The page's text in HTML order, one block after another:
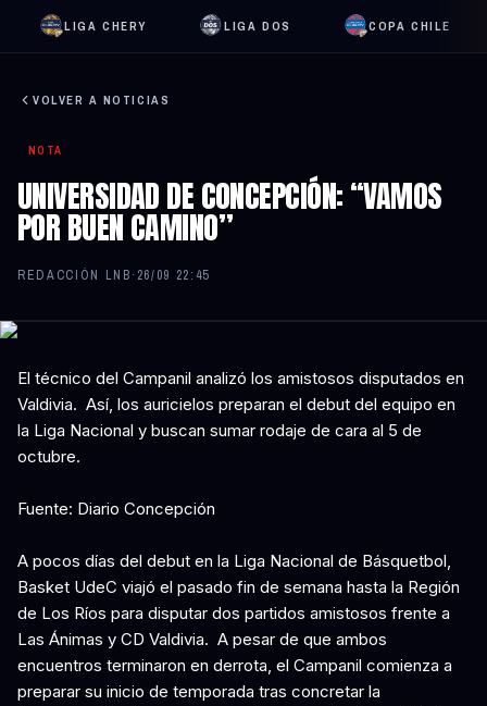
LIGA CHERY LIGA DOS COPA CHILE
VOLVER A NOTICIAS
NOTA
UNIVERSIDAD DE CONCEPCIÓN: “VAMOS
POR BUEN CAMINO”
REDACCIÓN LNB· 26/09 22:45
El técnico del Campanil analizó los amistosos disputados en
Valdivia. Así, los auricielos preparan el debut del equipo en
la Liga Nacional y buscan sumar rodaje de cara al 5 de
octubre.
Fuente: Diario Concepción
A pocos días del debut en la Liga Nacional de Básquetbol,
Basket UdeC viajó el pasado fin de semana hasta la Región
de Los Ríos para disputar dos partidos amistosos frente a
Las Ánimas y CD Valdivia. A pesar de que ambos
encuentros terminaron en derrota, el Campanil comienza a
preparar su inicio de temporada tras concretar la